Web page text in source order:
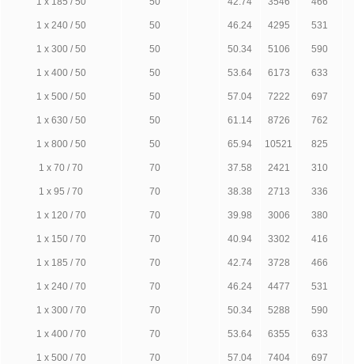
1 х 240 / 50 50 46.24 4295 531
1 х 300 / 50 50 50.34 5106 590
1 х 400 / 50 50 53.64 6173 633
1 х 500 / 50 50 57.04 7222 697
1 х 630 / 50 50 61.14 8726 762
1 х 800 / 50 50 65.94 10521 825
1 х 70 / 70 70 37.58 2421 310
1 х 95 / 70 70 38.38 2713 336
1 х 120 / 70 70 39.98 3006 380
1 х 150 / 70 70 40.94 3302 416
1 х 185 / 70 70 42.74 3728 466
1 х 240 / 70 70 46.24 4477 531
1 х 300 / 70 70 50.34 5288 590
1 х 400 / 70 70 53.64 6355 633
1 х 500 / 70 70 57.04 7404 697